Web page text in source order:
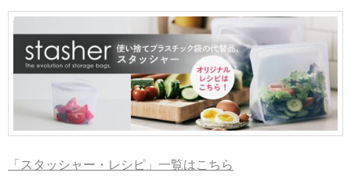
「スタッシャー・レシピ」一覧はこちら